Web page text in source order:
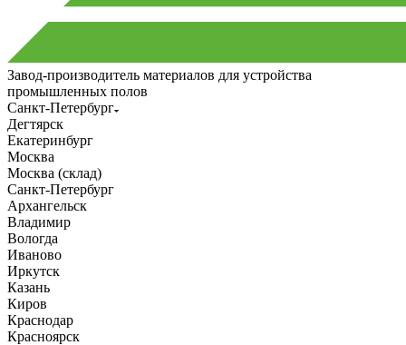
Завод-производитель материалов для устройства
промышленных полов
Санкт-Петербург
Дегтярск
Екатеринбург
Москва
Москва (склад)
Санкт-Петербург
Архангельск
Владимир
Вологда
Иваново
Иркутск
Казань
Киров
Краснодар
Красноярск